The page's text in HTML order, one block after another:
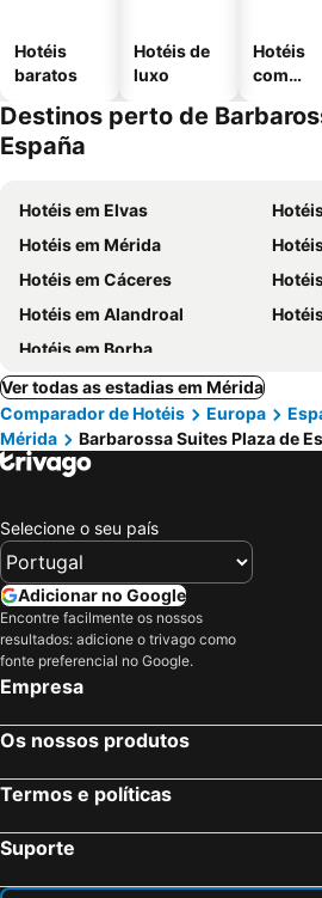
Hotéis
baratos
Hotéis de
luxo
Hotéis
com
Destinos perto de
España
Hotéis em Elvas
Hotéis em Mérida
Hotéis em Cáceres
Hotéis em Alandroal
Hotéis em Borba
Ver todas as estadias em Mérida
Comparador de Hotéis
Europa
Mérida
Barbarossa Suites Plaza de
Selecione o seu país
Adicionar no Google
Encontre facilmente os nossos
resultados: adicione o trivago como
fonte preferencial no Google.
Empresa
Os nossos produtos
Termos e políticas
Suporte